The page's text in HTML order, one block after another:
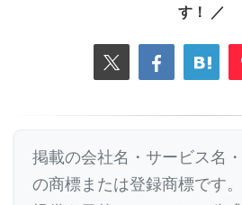
す！ ／
掲載の会社名・サービス名
の商標または登録商標です